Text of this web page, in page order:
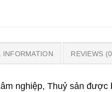
INFORMATION REVIEWS
nghiệp, Thuỷ sản